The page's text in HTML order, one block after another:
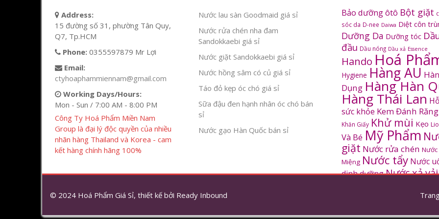
Address:
15 đường số 31, phường Tân Quy,
Q7, Tp.HCM
Phone: 0355597879 Mr Lợi
Email:
ctyhoaphammiennam@gmail.com
Working Days/Hours:
Mon - Sun / 7:00 AM - 8:00 PM
Công Ty Hoá Phẩm Miền Nam
Group là đại lý độc quyền của nhiều
nhãn hàng Thailand và Korea - cam
kết hàng chính hãng 100%
Nước lau sàn Goodmaid giá sỉ
Nước rửa chén nha đam
Sandokkaebi giá sỉ
Nước giặt Sandokkaebi giá sỉ
Nước hồng sâm có củ giá sỉ
Táo đỏ kẹp óc chó giá sỉ
Sữa đậu đen hạnh nhân óc chó bán
sỉ
Nước gạo Hàn Quốc bán sỉ
Bảo dưỡng ôtô Bột giặt
sóc da D-nee Daiwa Diệt côn
Dưỡng Da Dưỡng tóc
đầu Dầu nóng Dầu xả Essence
Hando Hoá
Hygiene Hàng AU
Dụng Hàng Hàn
Hàng Thái Lan
sức khỏe Kem Đánh Răng
Khăn Giấy Khử mùi Kẹo
Và Bé Mỹ Phẩm
giặt Nước rửa chén Nước
Miệng Nước tẩy Nước
dinh dưỡngNước xả vải
Sâm Hàn Quốc
© 2024 Hoá Phẩm Giá Sỉ, thiết kế bởi Ready Inbound